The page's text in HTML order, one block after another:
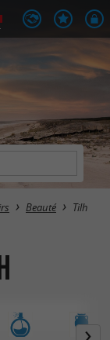
Beauté Tilh